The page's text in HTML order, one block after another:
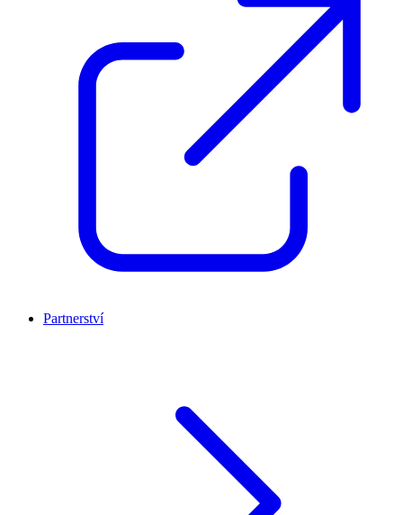
Partnerství